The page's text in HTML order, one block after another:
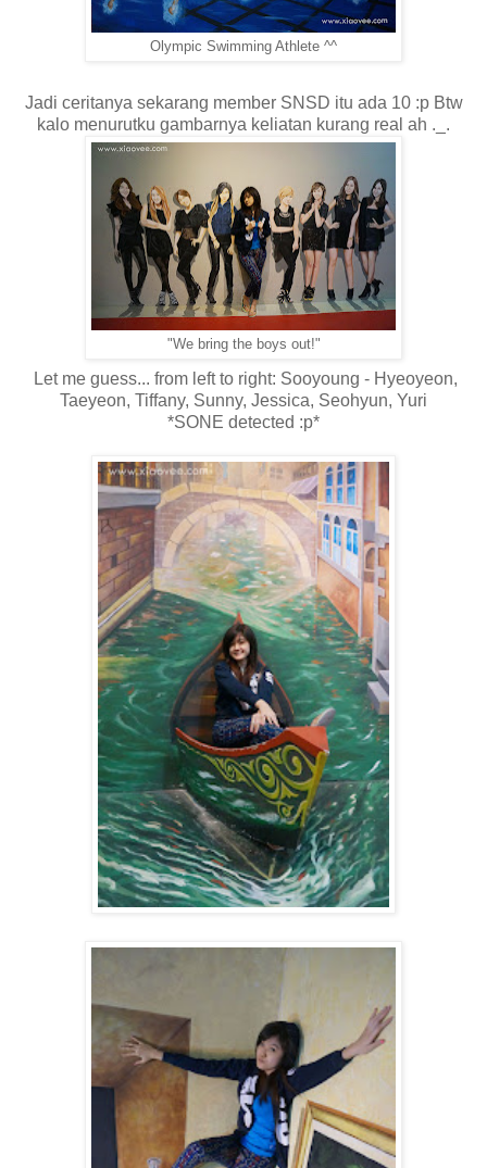
Olympic Swimming Athlete ^^
Jadi ceritanya sekarang member SNSD itu ada 10 :p Btw
kalo menurutku gambarnya keliatan kurang real ah ._.
"We bring the boys out!"
Let me guess... from left to right: Sooyoung - Hyeoyeon,
Taeyeon, Tiffany, Sunny, Jessica, Seohyun, Yuri
*SONE detected :p*